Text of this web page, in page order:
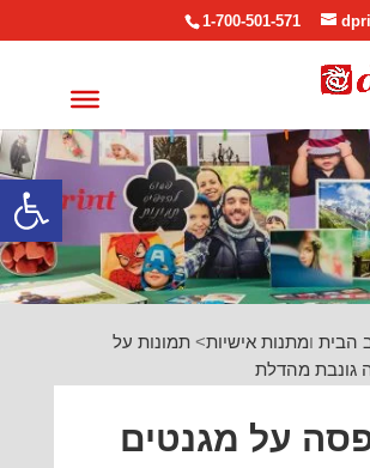
פתח
1-700-501-571
הביתומתנות אישיות> תמונות על
גונבת מהדלת
על מגנטים